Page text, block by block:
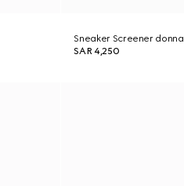
Sneaker Screener donna
SAR 4,250